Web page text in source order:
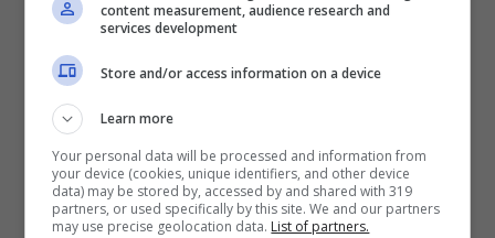
Locatelli alla Juventus?“Manca l’offerta
giusta, quella che accontenti tutti. E’ vero
content measurement, audience research and
services development
Store and/or access information on a device
Learn more
Your personal data will be processed and information from
your device (cookies, unique identifiers, and other device
data) may be stored by, accessed by and shared with 319
partners, or used specifically by this site. We and our partners
may use precise geolocation data. List of partners.